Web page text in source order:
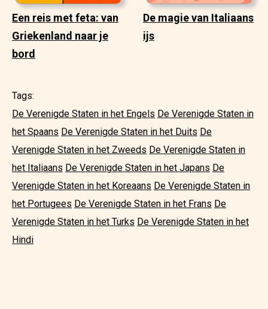
Een reis met feta: van
Griekenland naar je
bord
De magie van Italiaans
ijs
Tags:
De Verenigde Staten in het Engels De Verenigde Staten in
het Spaans De Verenigde Staten in het Duits De
Verenigde Staten in het Zweeds De Verenigde Staten in
het Italiaans De Verenigde Staten in het Japans De
Verenigde Staten in het Koreaans De Verenigde Staten in
het Portugees De Verenigde Staten in het Frans De
Verenigde Staten in het Turks De Verenigde Staten in het
Hindi